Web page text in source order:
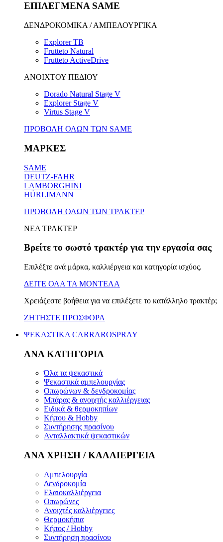
ΕΠΙΛΕΓΜΕΝΑ SAME
ΔΕΝΔΡΟΚΟΜΙΚΑ / ΑΜΠΕΛΟΥΡΓΙΚΑ
Explorer TB
Frutteto Natural
Frutteto ActiveDrive
ΑΝΟΙΧΤΟΥ ΠΕΔΙΟΥ
Dorado Natural Stage V
Explorer Stage V
Virtus Stage V
ΠΡΟΒΟΛΗ ΟΛΩΝ ΤΩΝ SAME
ΜΑΡΚΕΣ
SAME
DEUTZ-FAHR
LAMBORGHINI
HÜRLIMANN
ΠΡΟΒΟΛΗ ΟΛΩΝ ΤΩΝ ΤΡΑΚΤΕΡ
ΝΕΑ ΤΡΑΚΤΕΡ
Βρείτε το σωστό τρακτέρ για την εργασία σας
Επιλέξτε ανά μάρκα, καλλιέργεια και κατηγορία ισχύος.
ΔΕΙΤΕ ΟΛΑ ΤΑ ΜΟΝΤΕΛΑ
Χρειάζεστε βοήθεια για να επιλέξετε το κατάλληλο τρακτέρ;
ΖΗΤΗΣΤΕ ΠΡΟΣΦΟΡΑ
ΨΕΚΑΣΤΙΚΑ CARRAROSPRAY
ΑΝΑ ΚΑΤΗΓΟΡΙΑ
Όλα τα ψεκαστικά
Ψεκαστικά αμπελουργίας
Οπωρώνων & δενδροκομίας
Μπάρας & ανοιχτής καλλιέργειας
Ειδικά & θερμοκηπίων
Κήπου & Hobby
Συντήρησης πρασίνου
Ανταλλακτικά ψεκαστικών
ΑΝΑ ΧΡΗΣΗ / ΚΑΛΛΙΕΡΓΕΙΑ
Αμπελουργία
Δενδροκομία
Ελαιοκαλλιέργεια
Οπωρώνες
Ανοιχτές καλλιέργειες
Θερμοκήπια
Κήπος / Hobby
Συντήρηση πρασίνου